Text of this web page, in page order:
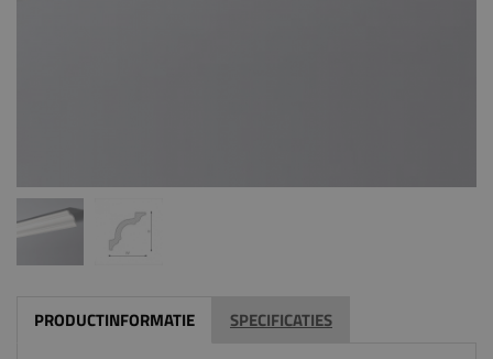
PRODUCTINFORMATIE SPECIFICATIES